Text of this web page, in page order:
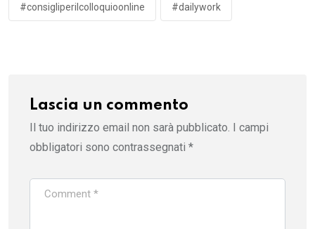
#consigliperilcolloquioonline #dailywork
Lascia un commento
Il tuo indirizzo email non sarà pubblicato. I campi
obbligatori sono contrassegnati *